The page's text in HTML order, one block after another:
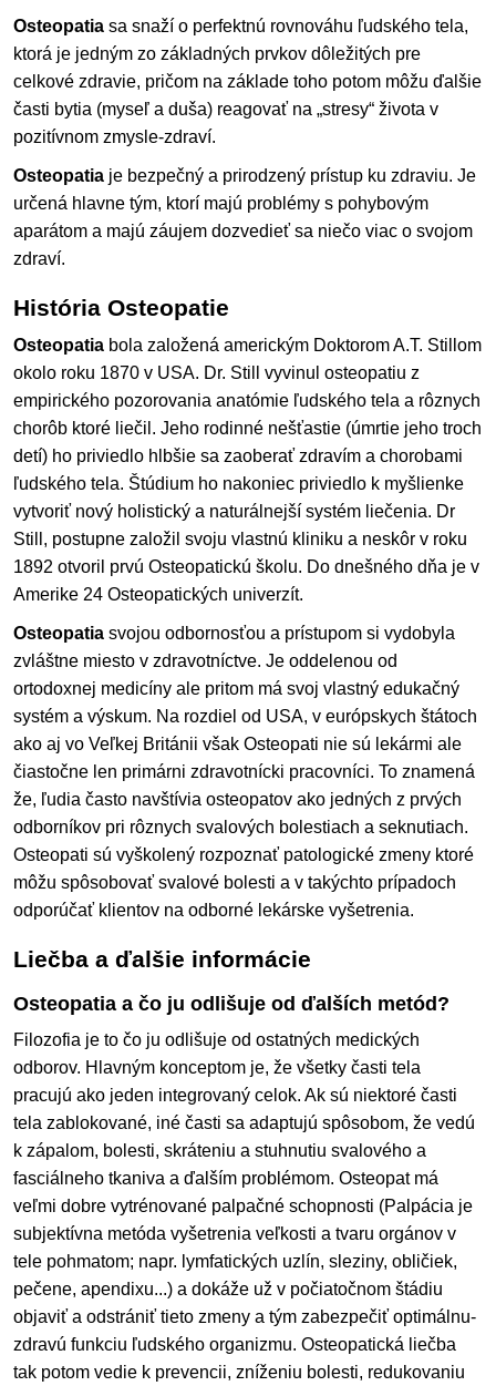
Osteopatia sa snaží o perfektnú rovnováhu ľudského tela,
ktorá je jedným zo základných prvkov dôležitých pre
celkové zdravie, pričom na základe toho potom môžu ďalšie
časti bytia (myseľ a duša) reagovať na „stresy“ života v
pozitívnom zmysle-zdraví.
Osteopatia je bezpečný a prirodzený prístup ku zdraviu. Je
určená hlavne tým, ktorí majú problémy s pohybovým
aparátom a majú záujem dozvedieť sa niečo viac o svojom
zdraví.
História Osteopatie
Osteopatia bola založená americkým Doktorom A.T. Stillom
okolo roku 1870 v USA. Dr. Still vyvinul osteopatiu z
empirického pozorovania anatómie ľudského tela a rôznych
chorôb ktoré liečil. Jeho rodinné nešťastie (úmrtie jeho troch
detí) ho priviedlo hlbšie sa zaoberať zdravím a chorobami
ľudského tela. Štúdium ho nakoniec priviedlo k myšlienke
vytvoriť nový holistický a naturálnejší systém liečenia. Dr
Still, postupne založil svoju vlastnú kliniku a neskôr v roku
1892 otvoril prvú Osteopatickú školu. Do dnešného dňa je v
Amerike 24 Osteopatických univerzít.
Osteopatia svojou odbornosťou a prístupom si vydobyla
zvláštne miesto v zdravotníctve. Je oddelenou od
ortodoxnej medicíny ale pritom má svoj vlastný edukačný
systém a výskum. Na rozdiel od USA, v európskych štátoch
ako aj vo Veľkej Británii však Osteopati nie sú lekármi ale
čiastočne len primárni zdravotnícki pracovníci. To znamená
že, ľudia často navštívia osteopatov ako jedných z prvých
odborníkov pri rôznych svalových bolestiach a seknutiach.
Osteopati sú vyškolený rozpoznať patologické zmeny ktoré
môžu spôsobovať svalové bolesti a v takýchto prípadoch
odporúčať klientov na odborné lekárske vyšetrenia.
Liečba a ďalšie informácie
Osteopatia a čo ju odlišuje od ďalších metód?
Filozofia je to čo ju odlišuje od ostatných medických
odborov. Hlavným konceptom je, že všetky časti tela
pracujú ako jeden integrovaný celok. Ak sú niektoré časti
tela zablokované, iné časti sa adaptujú spôsobom, že vedú
k zápalom, bolesti, skráteniu a stuhnutiu svalového a
fasciálneho tkaniva a ďalším problémom. Osteopat má
veľmi dobre vytrénované palpačné schopnosti (Palpácia je
subjektívna metóda vyšetrenia veľkosti a tvaru orgánov v
tele pohmatom; napr. lymfatických uzlín, sleziny, obličiek,
pečene, apendixu...) a dokáže už v počiatočnom štádiu
objaviť a odstrániť tieto zmeny a tým zabezpečiť optimálnu-
zdravú funkciu ľudského organizmu. Osteopatická liečba
tak potom vedie k prevencii, zníženiu bolesti, redukovaniu